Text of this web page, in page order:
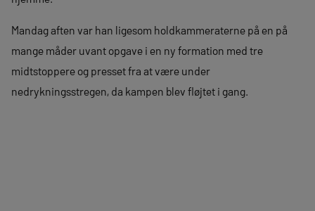
Mandag aften var han ligesom holdkammeraterne på en på
mange måder uvant opgave i en ny formation med tre
midtstoppere og presset fra at være under
nedrykningsstregen, da kampen blev fløjtet i gang.